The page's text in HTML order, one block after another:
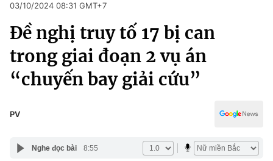
Chuyên mục
Chính trị
Xã hội
Pháp luật
Kinh tế
Thể thao
Truyền hình
Văn hóa - Giải trí
Giáo dục
03/10/2024 08:31 GMT+7
Đề nghị truy tố 17 bị can
trong giai đoạn 2 vụ án
“chuyến bay giải cứu”
PV
Nghe đọc bài 8:55